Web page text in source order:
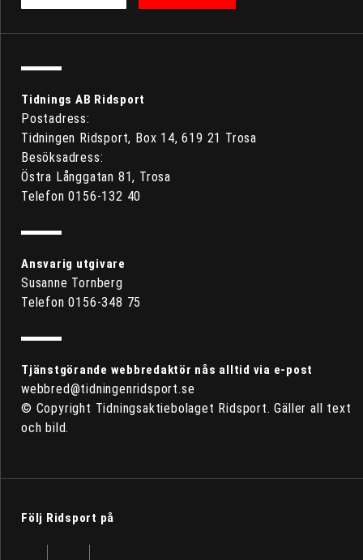
Tidnings AB Ridsport
Postadress:
Tidningen Ridsport, Box 14, 619 21 Trosa
Besöksadress:
Östra Långgatan 81, Trosa
Telefon 0156-132 40
Ansvarig utgivare
Susanne Tornberg
Telefon 0156-348 75
Tjänstgörande webbredaktör nås alltid via e-post
webbred@tidningenridsport.se
© Copyright Tidningsaktiebolaget Ridsport. Gäller all text
och bild.
Följ Ridsport på